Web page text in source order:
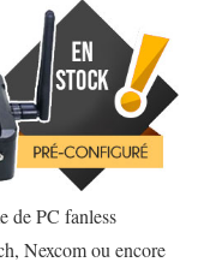
de PC fanless
Nexcom ou encore